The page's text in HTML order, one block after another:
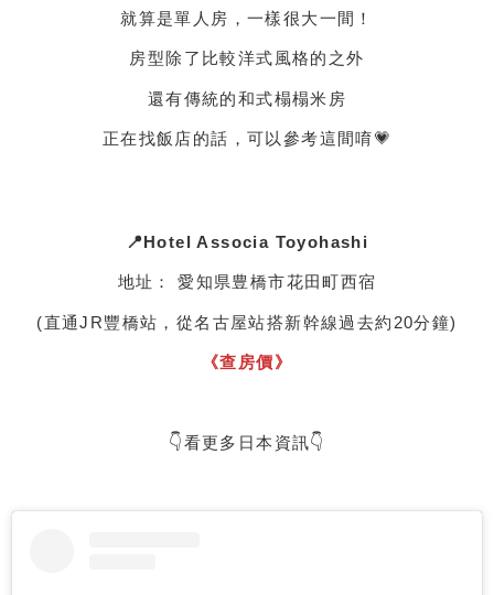
就算是單人房，一樣很大一間！
房型除了比較洋式風格的之外
還有傳統的和式榻榻米房
正在找飯店的話，可以參考這間唷💗
📍Hotel Associa Toyohashi
地址： 愛知県豊橋市花田町西宿
(直通JR豐橋站，從名古屋站搭新幹線過去約20分鐘)
《查房價》
👇看更多日本資訊👇